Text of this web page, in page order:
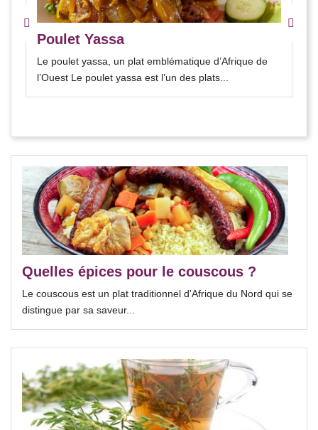
Poulet Yassa
Le poulet yassa, un plat emblématique d’Afrique de
l’Ouest Le poulet yassa est l’un des plats...
Quelles épices pour le couscous ?
Le couscous est un plat traditionnel d'Afrique du Nord qui se
distingue par sa saveur...